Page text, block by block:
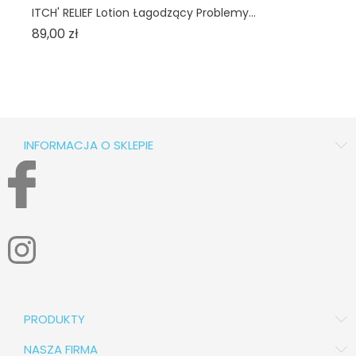
ITCH' RELIEF Lotion Łagodzący Problemy...
89,00 złCena
INFORMACJA O SKLEPIE
PRODUKTY
NASZA FIRMA